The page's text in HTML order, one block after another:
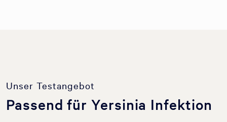
Unser Testangebot
Passend für Yersinia Infektion